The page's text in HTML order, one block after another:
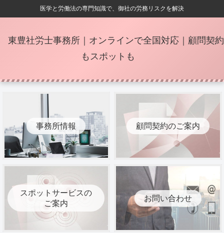
医学と労働法の専門知識で、御社の労務リスクを解決
東豊社労士事務所｜オンラインで全国対応｜顧問契約
もスポットも
事務所情報 顧問契約のご案内
スポットサービスの
ご案内
お問い合わせ